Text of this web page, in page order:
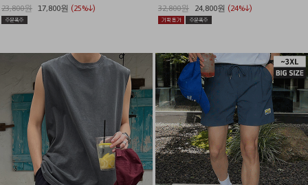
23,800원 17,800원 (25%↓)
32,800원
24,800원 (24%↓)